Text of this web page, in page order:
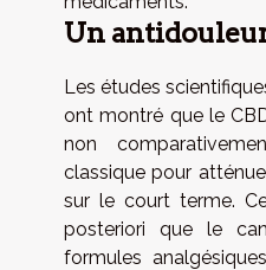
Un
Les études
ont montré que le
non
classique pour
sur le court terme.
posteriori que le
formules